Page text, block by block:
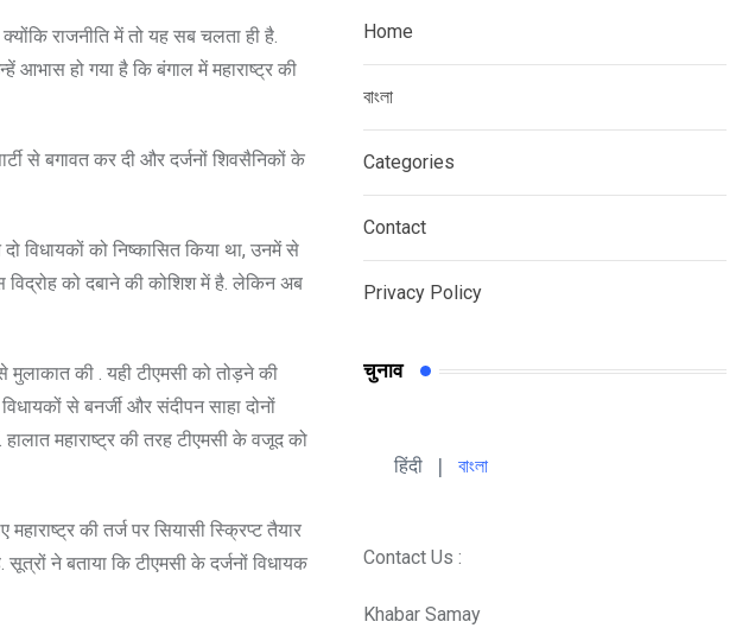
राजनीति में तो यह सब चलता ही है.
आभास हो गया है कि बंगाल में महाराष्ट्र की
से बगावत कर दी और दर्जनों शिवसैनिकों के
विधायकों को निष्कासित किया था, उनमें से
विद्रोह को दबाने की कोशिश में है. लेकिन अब
मुलाकात की . यही टीएमसी को तोड़ने की
से बनर्जी और संदीपन साहा दोनों
महाराष्ट्र की तरह टीएमसी के वजूद को
की तर्ज पर सियासी स्क्रिप्ट तैयार
ने बताया कि टीएमसी के दर्जनों विधायक
Home
বাংলা
Categories
Contact
Privacy Policy
चुनाव
हिंदी | বাংলা
Contact Us :
Khabar Samay